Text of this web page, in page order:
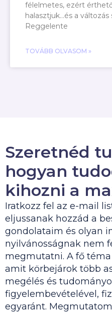
félelmetes, ezért
halasztjuk…és a változás
Reggelente
TOVÁBB OLVASOM »
Szeretnéd
hogyan
kihozni a
Iratkozz fel az e-mail
eljussanak hozzád a
gondolataim és olyan
nyilvánosságnak nem
megmutatni. A fő
amit körbejárok több
megélés és
figyelembevételével,
egyaránt.